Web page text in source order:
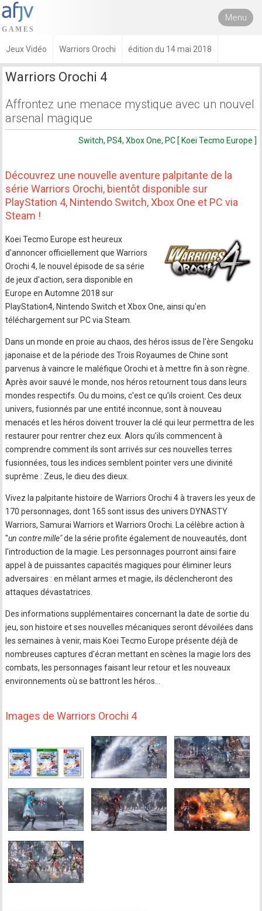
Menu
Jeux Vidéo Warriors Orochi édition du 14 mai 2018
Warriors Orochi 4
Affrontez une menace mystique avec un nouvel
arsenal magique
Switch, PS4, Xbox One, PC [ Koei Tecmo Europe ]
Découvrez une nouvelle aventure palpitante de la
série Warriors Orochi, bientôt disponible sur
PlayStation 4, Nintendo Switch, Xbox One et PC via
Steam !
Koei Tecmo Europe est heureux
d'annoncer officiellement que Warriors
Orochi 4, le nouvel épisode de sa série
de jeux d'action, sera disponible en
Europe en Automne 2018 sur
PlayStation4, Nintendo Switch et Xbox One, ainsi qu'en
téléchargement sur PC via Steam.
Dans un monde en proie au chaos, des héros issus de l'ère Sengoku
japonaise et de la période des Trois Royaumes de Chine sont
parvenus à vaincre le maléfique Orochi et à mettre fin à son règne.
Après avoir sauvé le monde, nos héros retournent tous dans leurs
mondes respectifs. Ou du moins, c'est ce qu'ils croient. Ces deux
univers, fusionnés par une entité inconnue, sont à nouveau
menacés et les héros doivent trouver la clé qui leur permettra de les
restaurer pour rentrer chez eux. Alors qu'ils commencent à
comprendre comment ils sont arrivés sur ces nouvelles terres
fusionnées, tous les indices semblent pointer vers une divinité
suprême : Zeus, le dieu des dieux.
Vivez la palpitante histoire de Warriors Orochi 4 à travers les yeux de
170 personnages, dont 165 sont issus des univers DYNASTY
Warriors, Samurai Warriors et Warriors Orochi. La célèbre action à
"un contre mille"de la série profite également de nouveautés, dont
l'introduction de la magie. Les personnages pourront ainsi faire
appel à de puissantes capacités magiques pour éliminer leurs
adversaires : en mêlant armes et magie, ils déclencheront des
attaques dévastatrices.
Des informations supplémentaires concernant la date de sortie du
jeu, son histoire et ses nouvelles mécaniques seront dévoilées dans
les semaines à venir, mais Koei Tecmo Europe présente déjà de
nombreuses captures d'écran mettant en scènes la magie lors des
combats, les personnages faisant leur retour et les nouveaux
environnements où se battront les héros...
Images de Warriors Orochi 4